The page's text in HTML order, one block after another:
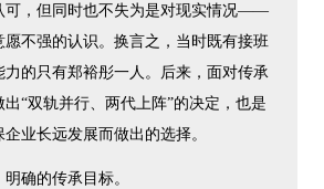
可，但同时也不失为是对现实情况——
愿不强的认识。换言之，当时既有接班
力的只有郑裕彤一人。后来，面对传承
“双轨并行、两代上阵”的决定，也是
业长远发展而做出的选择。
确的传承目标。